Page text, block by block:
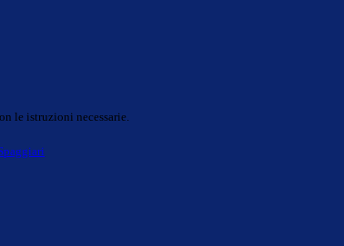
le istruzioni necessarie.